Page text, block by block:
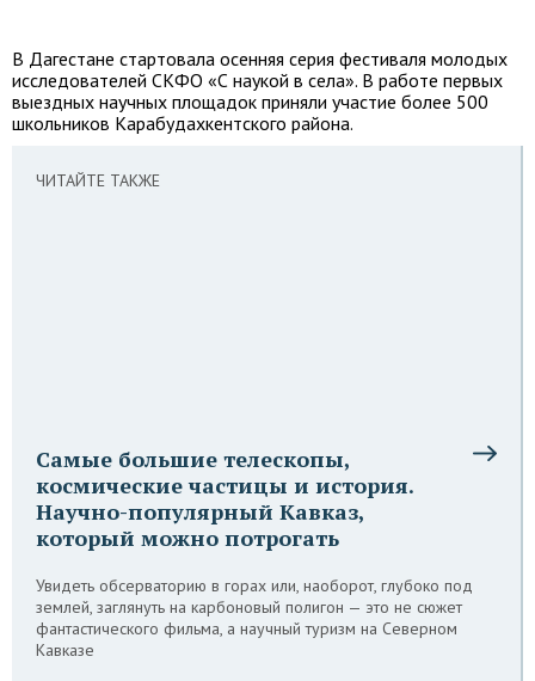
В Дагестане стартовала осенняя серия фестиваля молодых
исследователей СКФО «С наукой в села». В работе первых
выездных научных площадок приняли участие более 500
школьников Карабудахкентского района.
ЧИТАЙТЕ ТАКЖЕ
Самые большие телескопы,
космические частицы и история.
Научно-популярный Кавказ,
который можно потрогать
Увидеть обсерваторию в горах или, наоборот, глубоко под
землей, заглянуть на карбоновый полигон — это не сюжет
фантастического фильма, а научный туризм на Северном
Кавказе